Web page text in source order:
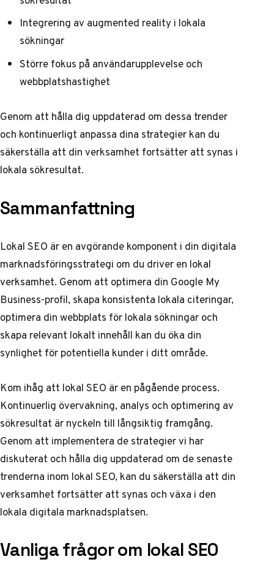
Integrering av augmented reality i lokala
sökningar
Större fokus på användarupplevelse och
webbplatshastighet
Genom att hålla dig uppdaterad om dessa trender
och kontinuerligt anpassa dina strategier kan du
säkerställa att din verksamhet fortsätter att synas i
lokala sökresultat.
Sammanfattning
Lokal SEO är en avgörande komponent i din digitala
marknadsföringsstrategi om du driver en lokal
verksamhet. Genom att optimera din Google My
Business-profil, skapa konsistenta lokala citeringar,
optimera din webbplats för lokala sökningar och
skapa relevant lokalt innehåll kan du öka din
synlighet för potentiella kunder i ditt område.
Kom ihåg att lokal SEO är en pågående process.
Kontinuerlig övervakning,analys och optimering av
sökresultat är nyckeln till långsiktig framgång.
Genom att implementera de strategier vi har
diskuterat och hålla dig uppdaterad om de senaste
trenderna inom lokal SEO, kan du säkerställa att din
verksamhet fortsätter att synas och växa i den
lokala digitala marknadsplatsen.
Vanliga frågor om lokal SEO